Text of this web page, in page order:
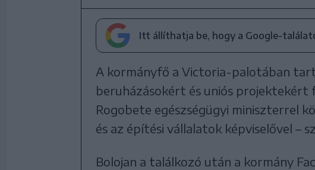
Itt állíthatja be, hogy a Google-
A kormányfő a Victoria-palotában
beruházásokért és uniós projektekért
Rogobete egészségügyi miniszterrel
és az építési vállalatok képviselővel –
Bolojan a találkozó után a kormány